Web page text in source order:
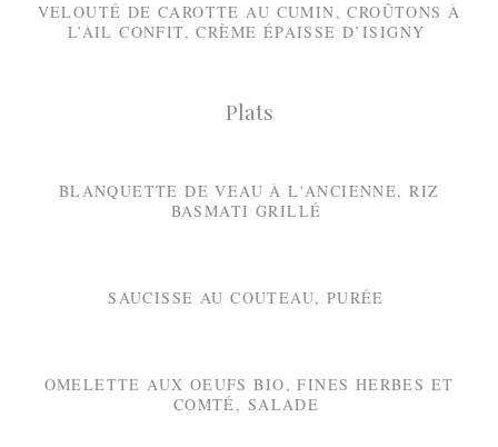
VELOUTÉ DE CAROTTE AU CUMIN, CROÛTONS À
L’AIL CONFIT, CRÈME ÉPAISSE D’ISIGNY
Plats
BLANQUETTE DE VEAU À L'ANCIENNE, RIZ
BASMATI GRILLÉ
SAUCISSE AU COUTEAU, PURÉE
OMELETTE AUX OEUFS BIO, FINES HERBES ET
COMTÉ, SALADE